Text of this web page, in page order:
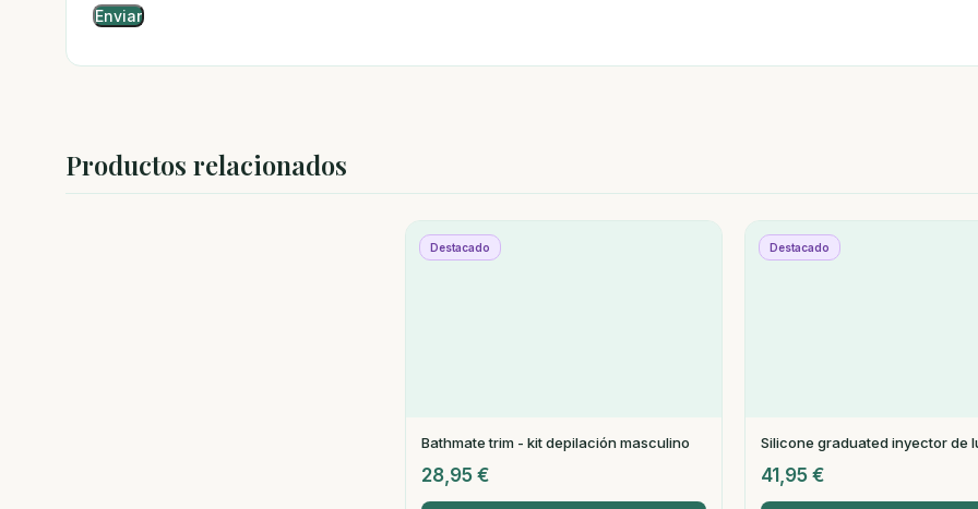
Productos relacionados
Destacado
Bathmate trim - kit depilación masculino
28,95 €
Destacado
Silicone graduated inyector de
41,95 €